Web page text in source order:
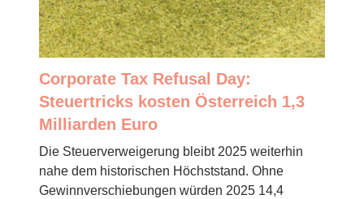
Corporate Tax Refusal Day:
Steuertricks kosten Österreich 1,3
Milliarden Euro
Die Steuerverweigerung bleibt 2025 weiterhin
nahe dem historischen Höchststand. Ohne
Gewinnverschiebungen würden 2025 14,4